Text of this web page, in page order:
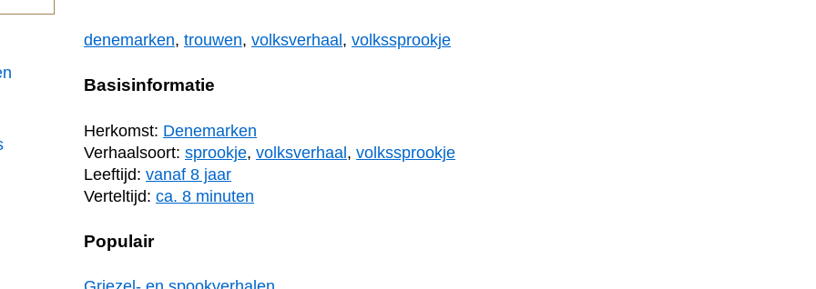
denemarken, trouwen, volksverhaal, volkssprookje
Basisinformatie
Herkomst: Denemarken
Verhaalsoort: sprookje, volksverhaal, volkssprookje
Leeftijd: vanaf 8 jaar
Verteltijd: ca. 8 minuten
Populair